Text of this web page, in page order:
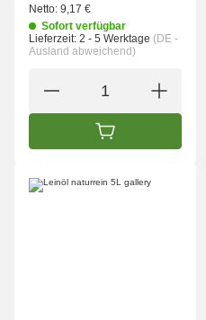
Netto: 9,17 €
Sofort verfügbar
Lieferzeit: 2 - 5 Werktage (DE -
Ausland abweichend)
IN DEN